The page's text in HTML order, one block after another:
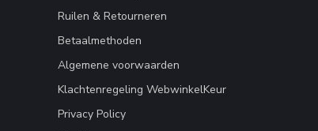
Ruilen & Retourneren
Betaalmethoden
Algemene voorwaarden
Klachtenregeling WebwinkelKeur
Privacy Policy